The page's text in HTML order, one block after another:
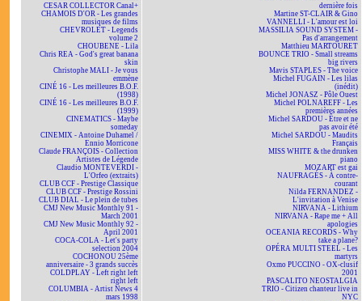
CESAR COLLECTOR Canal+
CHAMOIS D'OR - Les grandes
musiques de films
CHEVROLET - Legends
volume 2
CHOUBENE - Lila
Chris REA - God's great banana
skin
Christophe MALI - Je vous
emmène
CINÉ 16 - Les meilleures B.O.F.
(1998)
CINÉ 16 - Les meilleures B.O.F.
(1999)
CINEMATICS - Maybe
someday
CINEMIX - Antoine Duhamel /
Ennio Morricone
Claude FRANÇOIS - Collection
Artistes de Légende
Claudio MONTEVERDI -
L'Orfeo (extraits)
CLUB CCF - Prestige Classique
CLUB CCF - Prestige Rossini
CLUB DIAL - Le plein de tubes
CMJ New Music Monthly 91 -
March 2001
CMJ New Music Monthly 92 -
April 2001
COCA-COLA - Let's party
selection 2004
COCHONOU 25ème
anniversaire - 3 grands succès
COLDPLAY - Left right left
right left
COLUMBIA - Artist News 4
mars 1998
dernière fois
Martine ST-CLAIR & Gino
VANNELLI - L'amour est loi
MASSILIA SOUND SYSTEM -
Pas d'arrangement
Matthieu MARTOURET
BOUNCE TRIO - Small streams
big rivers
Mavis STAPLES - The voice
Michel FUGAIN - Les lilas
(inédit)
Michel JONASZ - Pôle Ouest
Michel POLNAREFF - Les
premières années
Michel SARDOU - Être et ne
pas avoir été
Michel SARDOU - Maudits
Français
MISS WHITE & the drunken
piano
MOZART est gai
NAUFRAGÉS - À contre-
courant
Nilda FERNANDEZ -
L'invitation à Venise
NIRVANA - Lithium
NIRVANA - Rape me + All
apologies
OCEANIA RECORDS - Why
take a plane?
OPÉRA MULTI STEEL - Les
martyrs
Oxmo PUCCINO - OX-clusif
2001
PASCALITO NEOSTALGIA
TRIO - Citizen chanteur live in
NYC